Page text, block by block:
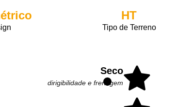
HT
Tipo de Terreno
Seco
dirigibilidade e frenagem